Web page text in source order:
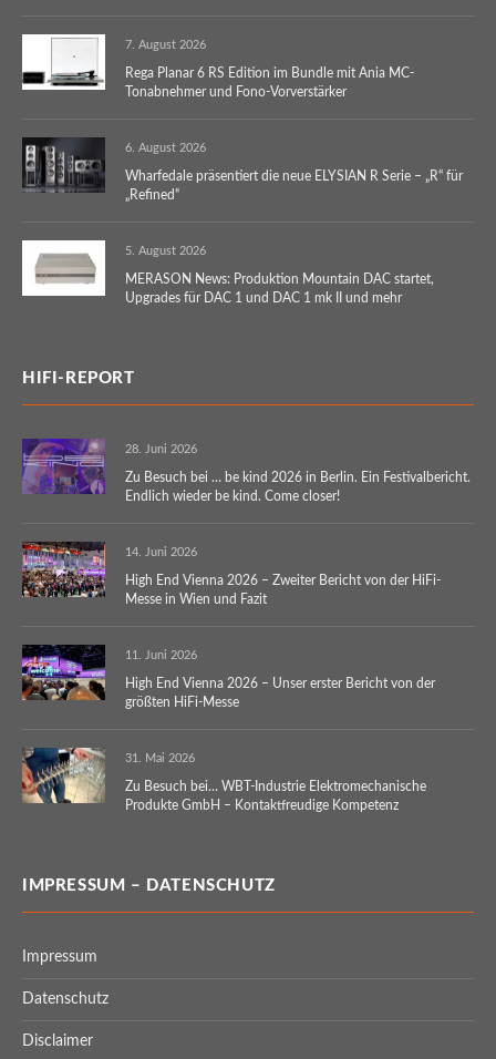
7. August 2026
Rega Planar 6 RS Edition im Bundle mit Ania MC-
Tonabnehmer und Fono-Vorverstärker
6. August 2026
Wharfedale präsentiert die neue ELYSIAN R Serie – „R“ für
„Refined“
5. August 2026
MERASON News: Produktion Mountain DAC startet,
Upgrades für DAC 1 und DAC 1 mk II und mehr
HIFI-REPORT
28. Juni 2026
Zu Besuch bei … be kind 2026 in Berlin. Ein Festivalbericht.
Endlich wieder be kind. Come closer!
14. Juni 2026
High End Vienna 2026 – Zweiter Bericht von der HiFi-
Messe in Wien und Fazit
11. Juni 2026
High End Vienna 2026 – Unser erster Bericht von der
größten HiFi-Messe
31. Mai 2026
Zu Besuch bei… WBT-Industrie Elektromechanische
Produkte GmbH – Kontaktfreudige Kompetenz
IMPRESSUM – DATENSCHUTZ
Impressum
Datenschutz
Disclaimer